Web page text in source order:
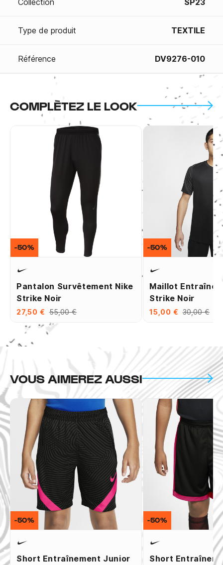
Collection SP23
Type de produit TEXTILE
Référence DV9276-010
COMPLÈTEZ LE LOOK
Pantalon Survêtement Nike
Strike Noir
27,50 € 55,00 €
-50%
Maillot
Strike Noir
15,00 € 30,00 €
-50%
VOUS AIMEREZ AUSSI
Short Entraînement Junior
-50%
Short
-50%